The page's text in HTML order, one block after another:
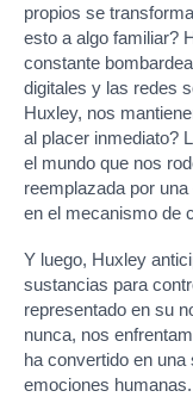
propios se
esto a algo familiar?
constante
digitales y las redes
Huxley, nos
al placer inmediato?
el mundo que nos
reemplazada por
en el mecanismo de
Y luego, Huxley
sustancias para
representado en su
nunca, nos
ha convertido en
emociones